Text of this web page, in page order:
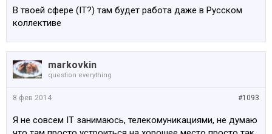
В твоей сфере (IT?) там будет работа даже в Русском
коллективе
markovkin
question everything
#1093
8 фев 2014
Я не совсем IT занимаюсь, телекомуникациями, не думаю